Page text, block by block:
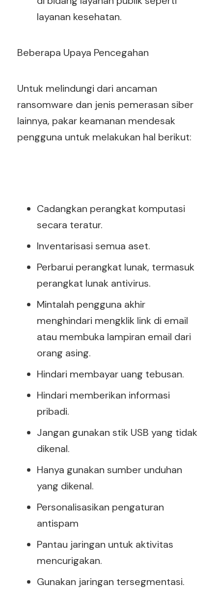
layanan kesehatan.
Beberapa Upaya Pencegahan
Untuk melindungi dari ancaman
ransomware dan jenis pemerasan siber
lainnya, pakar keamanan mendesak
pengguna untuk melakukan hal berikut:
Cadangkan perangkat komputasi
secara teratur.
Inventarisasi semua aset.
Perbarui perangkat lunak, termasuk
perangkat lunak antivirus.
Mintalah pengguna akhir
menghindari mengklik link di email
atau membuka lampiran email dari
orang asing.
Hindari membayar uang tebusan.
Hindari memberikan informasi
pribadi.
Jangan gunakan stik USB yang tidak
dikenal.
Hanya gunakan sumber unduhan
yang dikenal.
Personalisasikan pengaturan
antispam
Pantau jaringan untuk aktivitas
mencurigakan.
Gunakan jaringan tersegmentasi.